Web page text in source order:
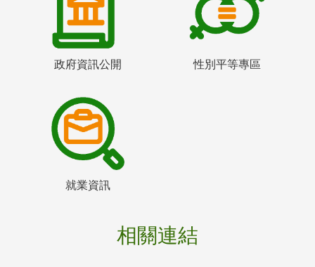
政府資訊公開 性別平等專區
就業資訊
相關連結